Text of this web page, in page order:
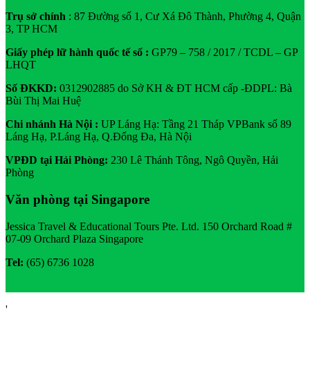
Trụ sở chính : 87 Đường số 1, Cư Xá Đô Thành, Phường 4, Quận
3, TP HCM
Giấy phép lữ hành quốc tế số : GP79 – 758 / 2017 / TCDL – GP
LHQT
Số ĐKKD: 0312902885 do Sở KH & ĐT HCM cấp -ĐDPL: Bà
Bùi Thị Mai Huệ
Chi nhánh Hà Nội : UP Láng Hạ: Tầng 21 Tháp VPBank số 89
Láng Hạ, P.Láng Hạ, Q.Đống Đa, Hà Nội
VPĐD tại Hải Phòng: 230 Lê Thánh Tông, Ngô Quyền, Hải
Phòng
Văn phòng tại Singapore
Jessica Travel & Educational Tours Pte. Ltd. 150 Orchard Road #
07-09 Orchard Plaza Singapore
Tel: (65) 6736 1028
'